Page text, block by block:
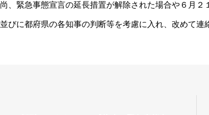
尚、緊急事態宣言の延長措置が解除された場合や６月２
並びに都府県の各知事の判断等を考慮に入れ、改めて連